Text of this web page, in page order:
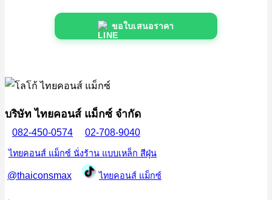
ขอใบเสนอราคา
บริษัท ไทยคอนส์ แม็กซ์ จำกัด
082-450-0574 02-708-9040
ไทยคอนส์ แม็กซ์ นั่งร้าน แบบเหล็ก สีฝุ่น
@thaiconsmax ไทยคอนส์ แม็กซ์